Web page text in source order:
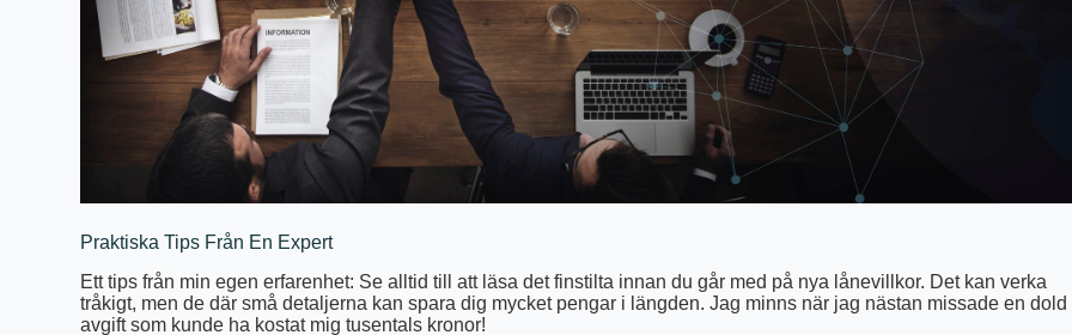
Praktiska Tips Från En Expert
Ett tips från min egen erfarenhet: Se alltid till att läsa det finstilta innan du går med på nya lånevillkor. Det kan verka
tråkigt, men de där små detaljerna kan spara dig mycket pengar i längden. Jag minns när jag nästan missade en dold
avgift som kunde ha kostat mig tusentals kronor!